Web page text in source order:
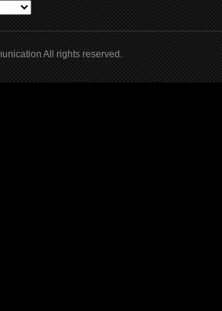
All rights reserved.